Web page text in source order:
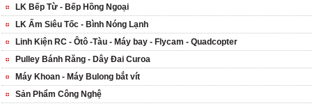
LK Bếp Từ - Bếp Hồng Ngoại
LK Ấm Siêu Tốc - Bình Nóng Lạnh
Linh Kiện RC - Ôtô -Tàu - Máy bay - Flycam - Quadcopter
Pulley Bánh Răng - Dây Đai Curoa
Máy Khoan - Máy Bulong bắt vít
Sản Phẩm Công Nghệ